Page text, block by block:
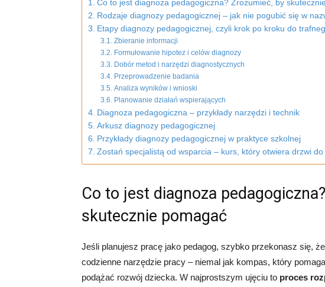
Co to jest diagnoza pedagogiczna? Zrozumieć, by
Rodzaje diagnozy pedagogicznej – jak nie pogubić się w
Etapy diagnozy pedagogicznej, czyli krok po kroku do
Zbieranie informacji
Formułowanie hipotez i celów diagnozy
Dobór metod i narzędzi diagnostycznych
Przeprowadzenie badania
Analiza wyników i wnioski
Planowanie działań wspierających
Diagnoza pedagogiczna – przykłady narzędzi i technik
Arkusz diagnozy pedagogicznej
Przykłady diagnozy pedagogicznej w praktyce szkolnej
Zostań specjalistą od wsparcia – kurs, który otwiera drzwi
Co to jest diagnoza
skutecznie pomagać
Jeśli planujesz pracę jako pedagog, szybko przekonasz się,
codzienne narzędzie pracy – niemal jak kompas, który
podążać rozwój dziecka. W najprostszym ujęciu to proces